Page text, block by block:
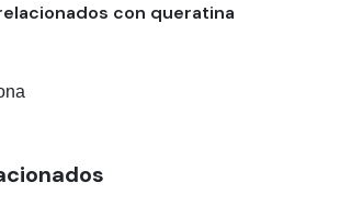
con queratina